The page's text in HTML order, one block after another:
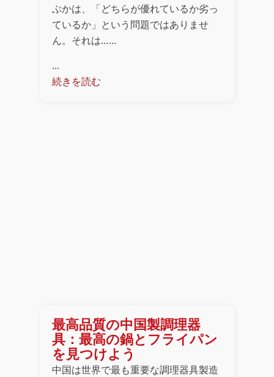
ぶかは、「どちらが優れているか劣っ
ているか」という問題ではありませ
ん。それは……
...
続きを読む
最高品質の中国製調理器
具：最高の鍋とフライパン
を見つけよう
中国は世界で最も重要な調理器具製造